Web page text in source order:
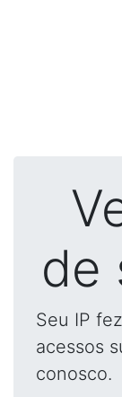
de
Seu IP
acessos
conosco.